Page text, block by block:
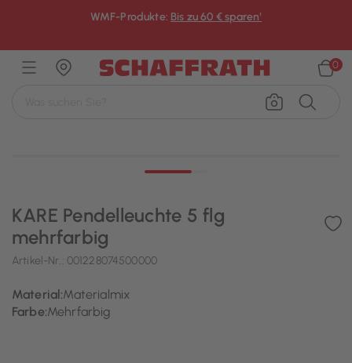
WMF-Produkte: Bis zu 60 € sparen¹
0
KARE Pendelleuchte 5 flg
mehrfarbig
Artikel-Nr.: 001228074500000
Material:Materialmix
Farbe:Mehrfarbig